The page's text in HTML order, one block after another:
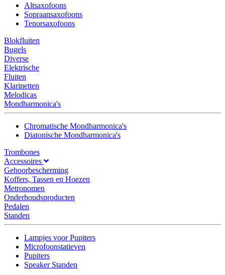
Altsaxofoons
Sopraansaxofoons
Tenorsaxofoons
Blokfluiten
Bugels
Diverse
Elektrische
Fluiten
Klarinetten
Melodicas
Mondharmonica's
Chromatische Mondharmonica's
Diatonische Mondharmonica's
Trombones
Accessoires
Gehoorbescherming
Koffers, Tassen en Hoezen
Metronomen
Onderhoudsproducten
Pedalen
Standen
Lampjes voor Pupiters
Microfoonstatieven
Pupiters
Speaker Standen